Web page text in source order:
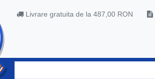
Livrare gratuita de la 487,00 RON